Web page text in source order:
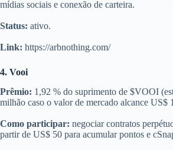
mídias sociais e conexão de carteira.
Status: ativo.
Link: https://arbnothing.com/
4. Vooi
Prêmio: 1,92 % do suprimento de $VOOI
milhão caso o valor de mercado alcance US$
Como participar: negociar contratos
partir de US$ 50 para acumular pontos e